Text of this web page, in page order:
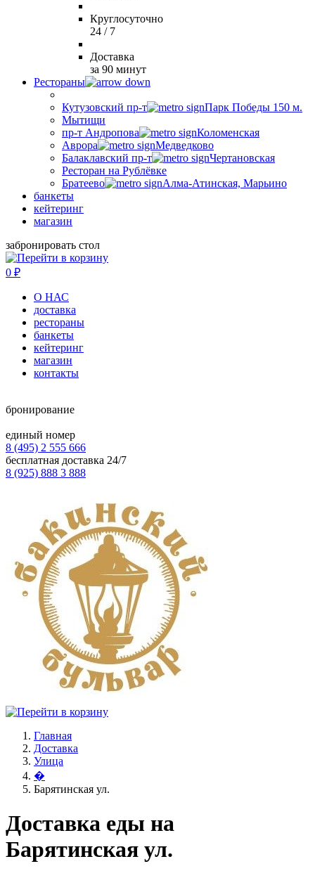
Круглосуточно
24 / 7
Доставка
за 90 минут
Рестораны
Кутузовский пр-т
Парк Победы 150 м.
Мытищи
пр-т Андропова
Коломенская
Аврора
Медведково
Балаклавский пр-т
Чертановская
Ресторан на Рублёвке
Братеево
Алма-Атинская, Марьино
банкеты
кейтеринг
магазин
забронировать стол
0 ₽
О НАС
доставка
рестораны
банкеты
кейтеринг
магазин
контакты
бронирование
единый номер
8 (495) 2 555 666
бесплатная доставка 24/7
8 (925) 888 3 888
Главная
Доставка
Улица
�
Барятинская ул.
Доставка еды на
Барятинская ул.